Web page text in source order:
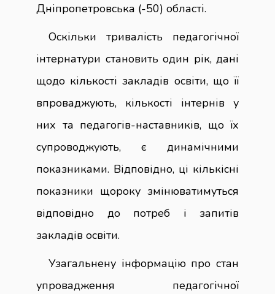
Дніпропетровська (-50) області.
Оскільки тривалість педагогічної
інтернатури становить один рік, дані
щодо кількості закладів освіти, що її
впроваджують, кількості інтернів у
них та педагогів-наставників, що їх
супроводжують, є динамічними
показниками. Відповідно, ці кількісні
показники щороку змінюватимуться
відповідно до потреб і запитів
закладів освіти.
Узагальнену інформацію про стан
упровадження педагогічної